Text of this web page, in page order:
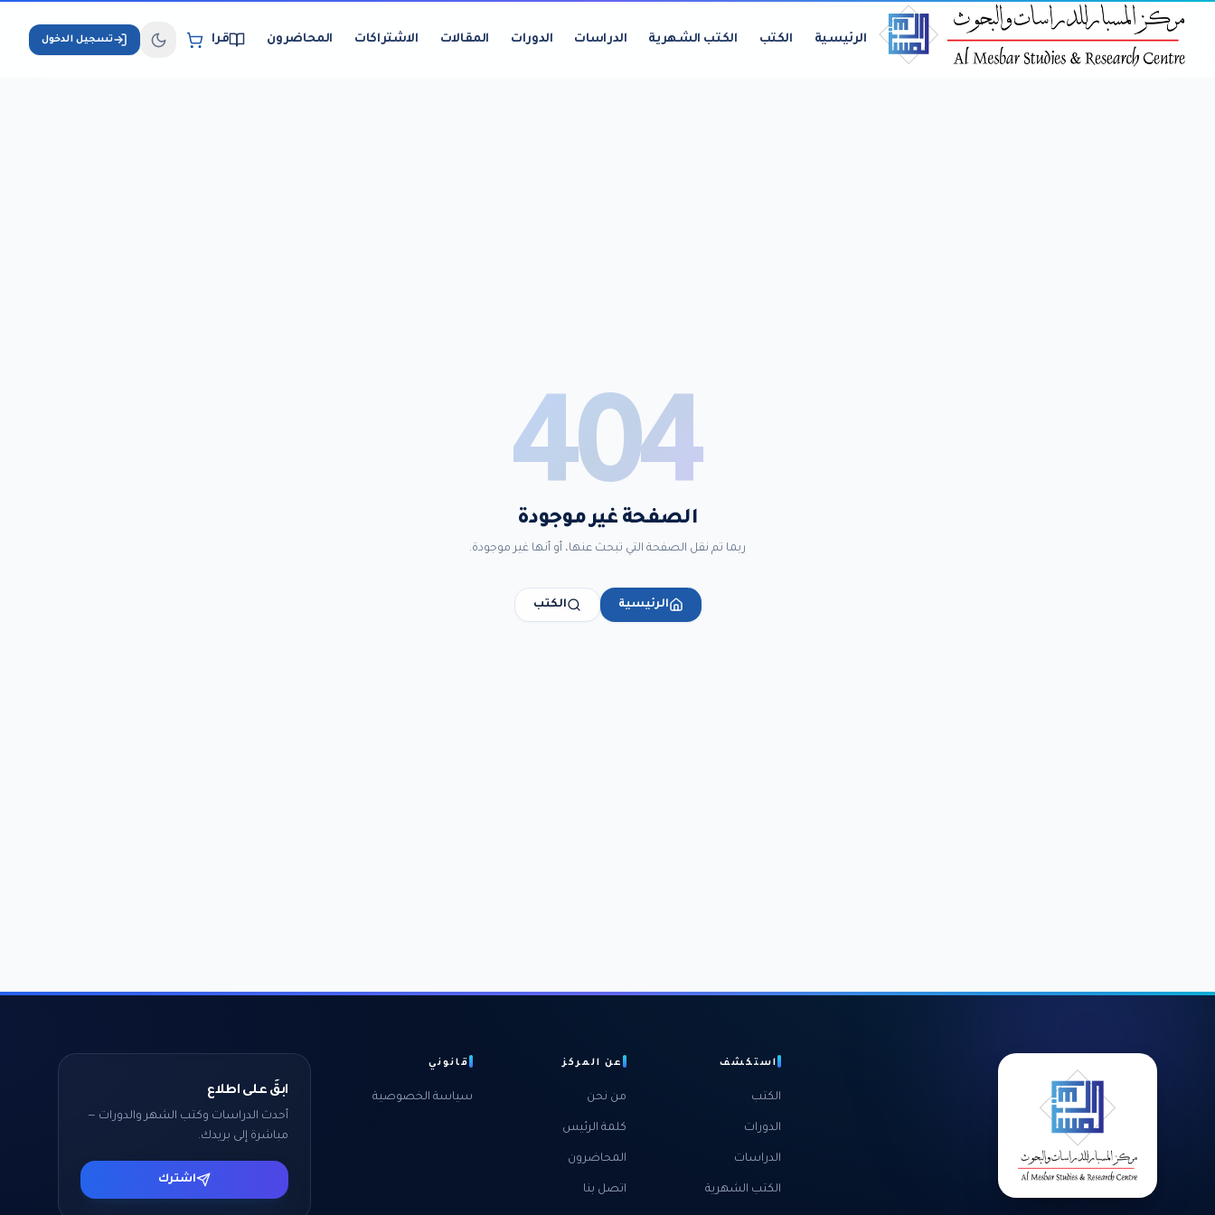
الرئيسية الكتب الكتب الشهرية الدراسات الدورات المقالات الاشتراكات المحاضرون قراءة الكتب الإلكترونيةتسجيل الدخول
404
الصفحة غير موجودة
ربما تم نقل الصفحة التي تبحث عنها، أو أنها غير موجودة.
الرئيسية الكتب
استكشف
الكتب
الدورات
الدراسات
الكتب الشهرية
عن المركز
من نحن
كلمة الرئيس
المحاضرون
اتصل بنا
قانوني
سياسة الخصوصية
ابقَ على اطلاع
أحدث الدراسات وكتب الشهر والدورات —
مباشرة إلى بريدك.
اشترك